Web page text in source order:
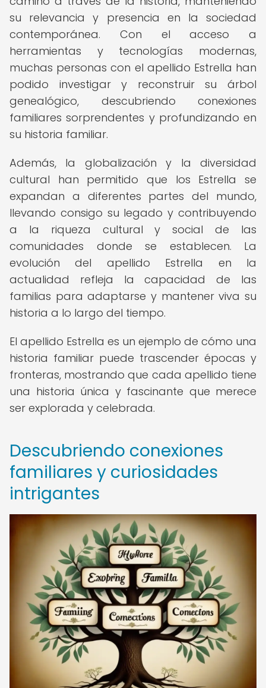
su relevancia y presencia en la sociedad
contemporánea. Con el acceso a
herramientas y tecnologías modernas,
muchas personas con el apellido Estrella han
podido investigar y reconstruir su árbol
genealógico, descubriendo conexiones
familiares sorprendentes y profundizando en
su historia familiar.
Además, la globalización y la diversidad
cultural han permitido que los Estrella se
expandan a diferentes partes del mundo,
llevando consigo su legado y contribuyendo
a la riqueza cultural y social de las
comunidades donde se establecen. La
evolución del apellido Estrella en la
actualidad refleja la capacidad de las
familias para adaptarse y mantener viva su
historia a lo largo del tiempo.
El apellido Estrella es un ejemplo de cómo una
historia familiar puede trascender épocas y
fronteras, mostrando que cada apellido tiene
una historia única y fascinante que merece
ser explorada y celebrada.
Descubriendo conexiones
familiares y curiosidades
intrigantes